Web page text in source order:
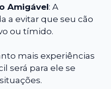
Amigável: A
a evitar que seu cão
ou tímido.
mais experiências
será para ele se